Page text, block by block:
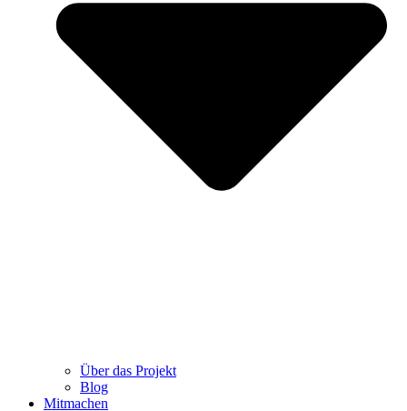
Über das Projekt
Blog
Mitmachen